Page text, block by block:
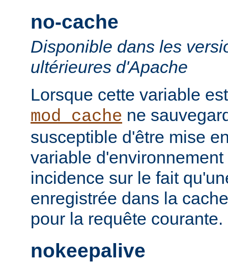
no-cache
Disponible dans les
ultérieures d'Apache
Lorsque cette variable
mod_cache ne
susceptible d'être mise
variable
incidence sur le fait
enregistrée dans la
pour la requête courante.
nokeepalive